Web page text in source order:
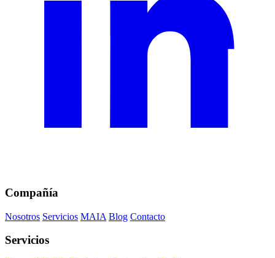
Compañía
Nosotros Servicios MAIA Blog Contacto
Servicios